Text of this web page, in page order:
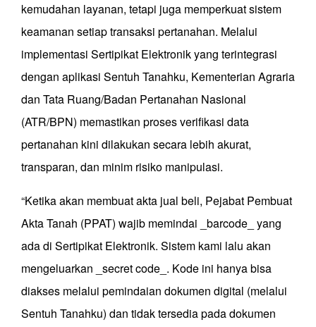
kemudahan layanan, tetapi juga memperkuat sistem
keamanan setiap transaksi pertanahan. Melalui
implementasi Sertipikat Elektronik yang terintegrasi
dengan aplikasi Sentuh Tanahku, Kementerian Agraria
dan Tata Ruang/Badan Pertanahan Nasional
(ATR/BPN) memastikan proses verifikasi data
pertanahan kini dilakukan secara lebih akurat,
transparan, dan minim risiko manipulasi.
“Ketika akan membuat akta jual beli, Pejabat Pembuat
Akta Tanah (PPAT) wajib memindai _barcode_ yang
ada di Sertipikat Elektronik. Sistem kami lalu akan
mengeluarkan _secret code_. Kode ini hanya bisa
diakses melalui pemindaian dokumen digital (melalui
Sentuh Tanahku) dan tidak tersedia pada dokumen